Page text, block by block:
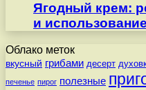
Ягодный крем:
и
Облако меток
вкусный грибами десерт
печенье пирог полезные